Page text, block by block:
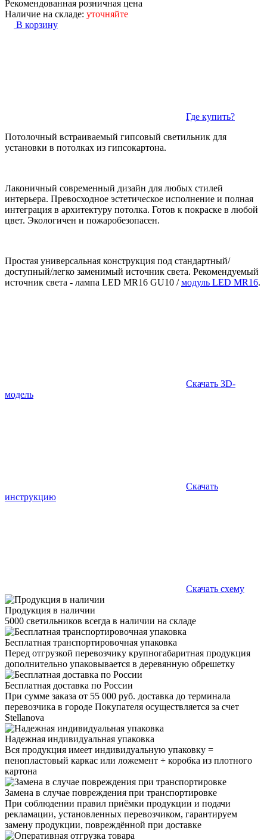
Рекомендованная розничная цена
Наличие на складе: уточняйте
В корзину
Где купить?
Потолочный встраиваемый гипсовый светильник для
установки в потолках из гипсокартона.
Лаконичный современный дизайн для любых стилей
интерьера. Превосходное эстетическое исполнение и полная
интеграция в архитектуру потолка. Готов к покраске в любой
цвет. Экологичен и пожаробезопасен.
Простая универсальная конструкция под стандартный/
доступный/легко заменимый источник света. Рекомендуемый
источник света - лампа LED MR16 GU10 /модуль LED MR16.
Скачать 3D-
модель
Скачать
инструкцию
Скачать схему
Продукция в наличии
5000 светильников всегда в наличии на складе
Бесплатная транспортировочная упаковка
Перед отгрузкой перевозчику крупногабаритная продукция
дополнительно упаковывается в деревянную обрешетку
Бесплатная доставка по России
При сумме заказа от 55 000 руб. доставка до терминала
перевозчика в городе Покупателя осуществляется за счет
Stellanova
Надежная индивидуальная упаковка
Вся продукция имеет индивидуальную упаковку =
пенопластовый каркас или ложемент + коробка из плотного
картона
Замена в случае повреждения при транспортировке
При соблюдении правил приёмки продукции и подачи
рекламации, установленных перевозчиком, гарантируем
замену продукции, повреждённой при доставке